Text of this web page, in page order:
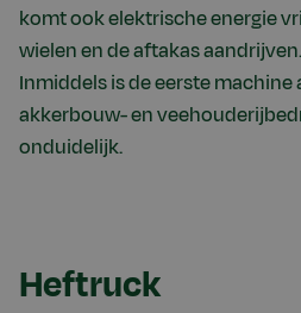
komt ook elektrische energie
wielen en de aftakas
Inmiddels is de eerste
akkerbouw- en
onduidelijk.
Heftruck